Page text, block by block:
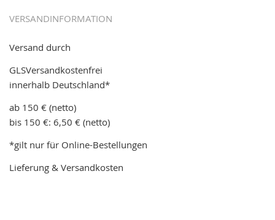
VERSANDINFORMATION
Versand durch
GLSVersandkostenfrei
innerhalb Deutschland*
ab 150 € (netto)
bis 150 €: 6,50 € (netto)
*gilt nur für Online-Bestellungen
Lieferung & Versandkosten